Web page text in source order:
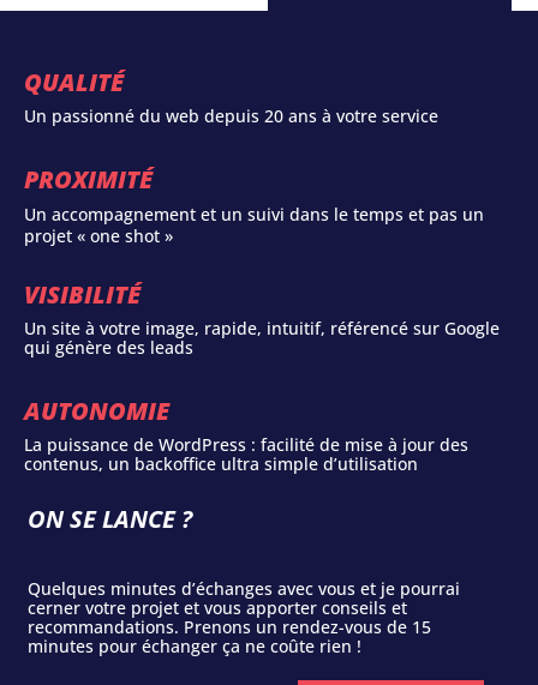
QUALITÉ
Un passionné du web depuis 20 ans à votre service
PROXIMITÉ
Un accompagnement et un suivi dans le temps et pas un
projet « one shot »
VISIBILITÉ
Un site à votre image, rapide, intuitif, référencé sur Google
qui génère des leads
AUTONOMIE
La puissance de WordPress : facilité de mise à jour des
contenus, un backoffice ultra simple d’utilisation
ON SE LANCE ?
Quelques minutes d’échanges avec vous et je pourrai
cerner votre projet et vous apporter conseils et
recommandations. Prenons un rendez-vous de 15
minutes pour échanger ça ne coûte rien !